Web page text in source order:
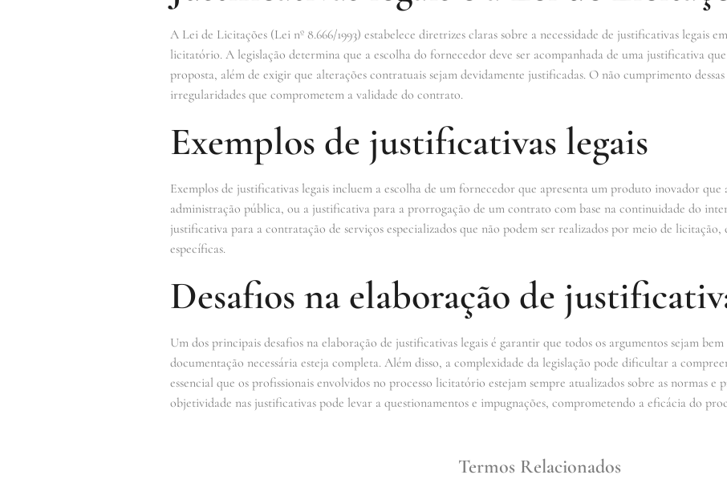
A Lei de Licitações (Lei nº 8.666/1993) estabelece diretrizes claras sobre a necessidade de justificativas legais
licitatório. A legislação determina que a escolha do fornecedor deve ser acompanhada de uma justificativa
proposta, além de exigir que alterações contratuais sejam devidamente justificadas. O não cumprimento
irregularidades que comprometem a validade do contrato.
Exemplos de justificativas legais
Exemplos de justificativas legais incluem a escolha de um fornecedor que apresenta um produto inovador que
administração pública, ou a justificativa para a prorrogação de um contrato com base na continuidade do
justificativa para a contratação de serviços especializados que não podem ser realizados por meio de licitação,
específicas.
Desafios na elaboração de
Um dos principais desafios na elaboração de justificativas legais é garantir que todos os argumentos sejam
documentação necessária esteja completa. Além disso, a complexidade da legislação pode dificultar a
essencial que os profissionais envolvidos no processo licitatório estejam sempre atualizados sobre as normas e
objetividade nas justificativas pode levar a questionamentos e impugnações, comprometendo a eficácia do
Termos Relacionados